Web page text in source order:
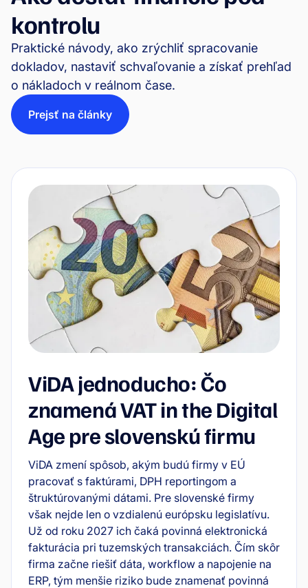
kontrolu
Praktické návody, ako zrýchliť spracovanie
dokladov, nastaviť schvaľovanie a získať prehľad
o nákladoch v reálnom čase.
Prejsť na články
ViDA jednoducho: Čo
znamená VAT in the Digital
Age pre slovenskú firmu
ViDA zmení spôsob, akým budú firmy v EÚ
pracovať s faktúrami, DPH reportingom a
štruktúrovanými dátami. Pre slovenské firmy
však nejde len o vzdialenú európsku legislatívu.
Už od roku 2027 ich čaká povinná elektronická
fakturácia pri tuzemských transakciách. Čím skôr
firma začne riešiť dáta, workflow a napojenie na
ERP, tým menšie riziko bude znamenať povinná